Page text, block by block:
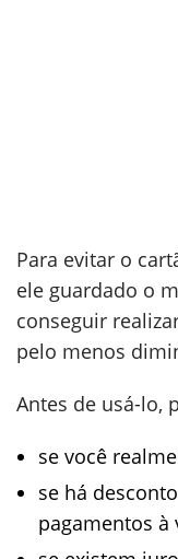
Para evitar o
ele guardado o
conseguir
pelo menos
Antes de usá-lo,
se você
se há
pagamentos à